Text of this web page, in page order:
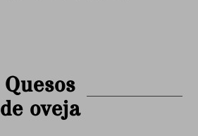
Quesos
de oveja